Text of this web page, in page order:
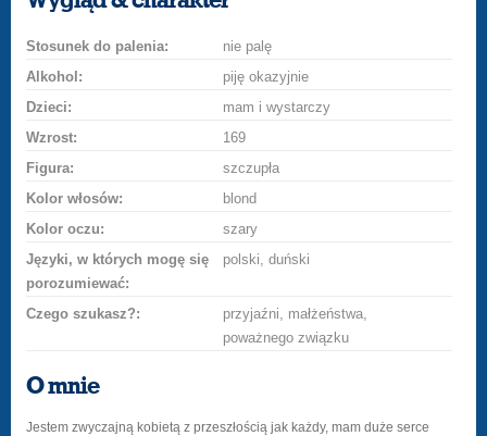
Stosunek do palenia:
nie palę
Alkohol:
piję okazyjnie
Dzieci:
mam i wystarczy
Wzrost:
169
Figura:
szczupła
Kolor włosów:
blond
Kolor oczu:
szary
Języki, w których mogę się
porozumiewać:
polski, duński
Czego szukasz?:
przyjaźni, małżeństwa,
poważnego związku
O mnie
Jestem zwyczajną kobietą z przeszłością jak każdy, mam duże serce